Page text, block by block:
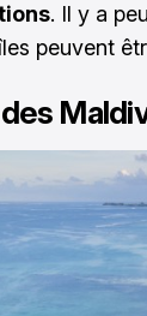
. Il y a
peuvent